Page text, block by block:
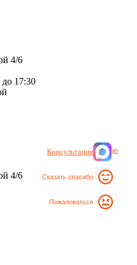
4/6
17:30
4/6
Консультация
Сказать спасибо
Пожаловаться